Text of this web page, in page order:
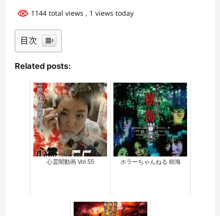
1144 total views , 1 views today
目次
Related posts:
心霊闇動画 Vol.55 ホラーちゃんねる 樹海